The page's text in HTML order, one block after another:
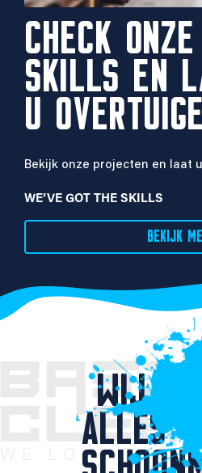
CHECK ONZE
SKILLS EN
U
Bekijk onze projecten en laat
WE’VE GOT THE SKILLS
BEKIJK
WIJ
ALLES